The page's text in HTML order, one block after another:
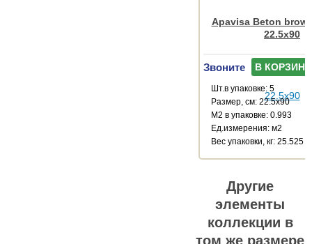
Apavisa Beton
22.5x90
Звоните В КОРЗИНУ
Шт.в упаковке: 5
Размер, см: 22.5x90
М2 в упаковке: 0.993
Ед.измерения: м2
Веc упаковки, кг: 25.525
Другие
элементы
коллекции в
том же размере